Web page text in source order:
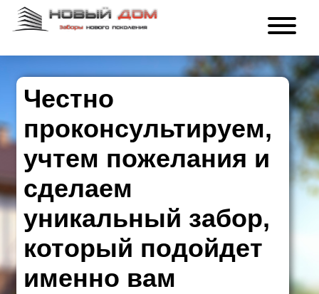
Честно
проконсультируем,
учтем пожелания и
сделаем
уникальный забор,
который подойдет
именно вам